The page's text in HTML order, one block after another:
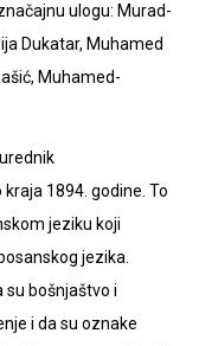
ulogu: Murad-
Dukatar, Muhamed
Muhamed-
1894. godine. To
jeziku koji
jezika.
su bošnjaštvo i
i da su oznake